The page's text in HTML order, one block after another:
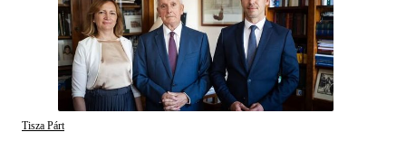
Tisza Párt